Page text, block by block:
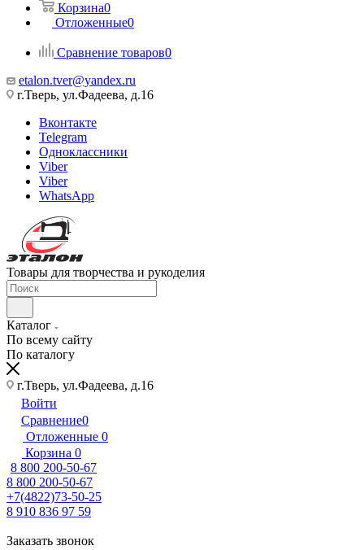
Корзина0
Отложенные0
Сравнение товаров0
etalon.tver@yandex.ru
г.Тверь, ул.Фадеева, д.16
Вконтакте
Telegram
Одноклассники
Viber
Viber
WhatsApp
Товары для творчества и рукоделия
Каталог
По всему сайту
По каталогу
г.Тверь, ул.Фадеева, д.16
Войти
Сравнение0
Отложенные 0
Корзина 0
8 800 200-50-67
8 800 200-50-67
+7(4822)73-50-25
8 910 836 97 59
Заказать звонок